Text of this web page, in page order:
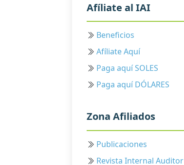
Afíliate al IAI
Beneficios
Afíliate Aquí
Paga aquí SOLES
Paga aquí DÓLARES
Zona Afiliados
Publicaciones
Revista Internal Auditor